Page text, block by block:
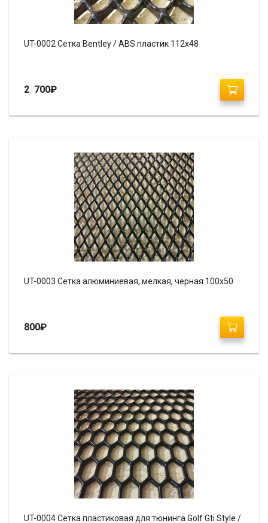
UT-0002 Сетка Bentley / ABS пластик 112х48
2 700₽
UT-0003 Сетка алюминиевая, мелкая, черная 100х50
800₽
UT-0004 Сетка пластиковая для тюнинга Golf Gti Style /